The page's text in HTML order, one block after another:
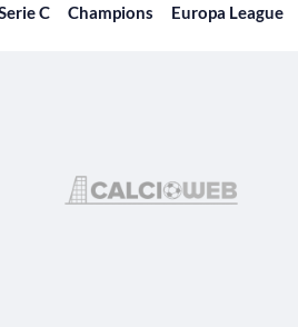
C Champions Europa League